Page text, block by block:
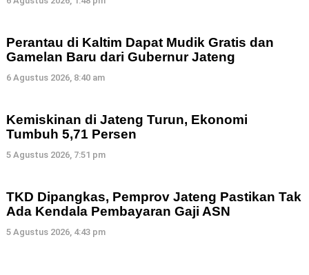
Perantau di Kaltim Dapat Mudik Gratis dan
Gamelan Baru dari Gubernur Jateng
6 Agustus 2026, 8:40 am
Kemiskinan di Jateng Turun, Ekonomi
Tumbuh 5,71 Persen
5 Agustus 2026, 7:51 pm
TKD Dipangkas, Pemprov Jateng Pastikan Tak
Ada Kendala Pembayaran Gaji ASN
5 Agustus 2026, 4:43 pm